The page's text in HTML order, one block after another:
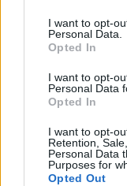
I want to opt-
Personal Data.
Opted In
I want to opt-
Personal Data
Opted In
I want to opt-
Retention,
Personal Data
Purposes for
Opted Out
näin